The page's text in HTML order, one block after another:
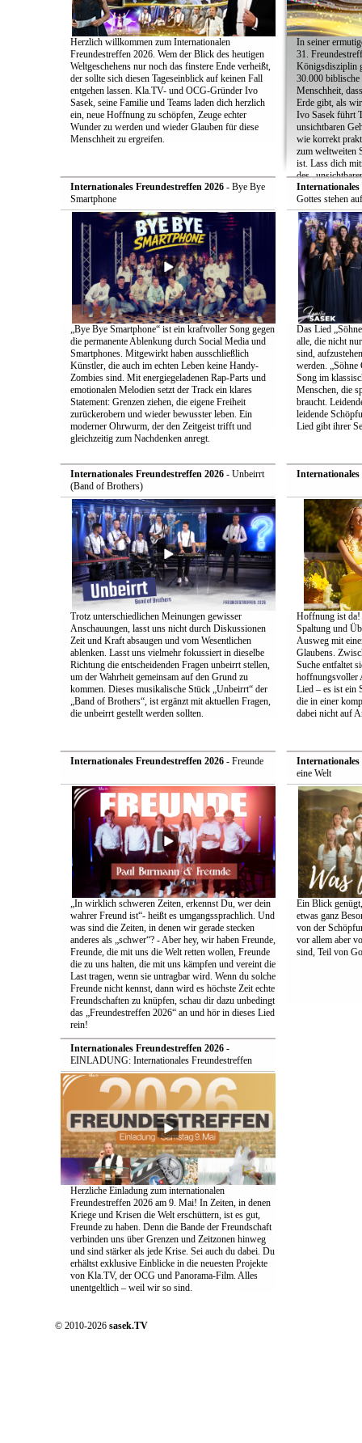
Herzlich willkommen zum Internationalen
Freundestreffen 2026. Wem der Blick des heutigen
Weltgeschehens nur noch das finstere Ende verheißt,
der sollte sich diesen Tageseinblick auf keinen Fall
entgehen lassen. Kla.TV- und OCG-Gründer Ivo
Sasek, seine Familie und Teams laden dich herzlich
ein, neue Hoffnung zu schöpfen, Zeuge echter
Wunder zu werden und wieder Glauben für diese
Menschheit zu ergreifen.
In seiner
31.
Königsdisziplin
30.000 biblische
Menschheit,
Erde gibt, als
Ivo Sasek führt
unsichtbaren
wie korrekt
zum weltweiten
ist. Lass dich
des
Internationales Freundestreffen 2026- Bye Bye
Smartphone
„Bye Bye Smartphone“ ist ein kraftvoller Song gegen
die permanente Ablenkung durch Social Media und
Smartphones. Mitgewirkt haben ausschließlich
Künstler, die auch im echten Leben keine Handy-
Zombies sind. Mit energiegeladenen Rap-Parts und
emotionalen Melodien setzt der Track ein klares
Statement: Grenzen ziehen, die eigene Freiheit
zurückerobern und wieder bewusster leben. Ein
moderner Ohrwurm, der den Zeitgeist trifft und
gleichzeitig zum Nachdenken anregt.
Internationales
Gottes stehen
Das Lied
alle, die nicht
sind,
werden. „Söhne
Song im
Menschen, die
braucht.
leidende
Lied gibt ihrer
Internationales Freundestreffen 2026- Unbeirrt
(Band of Brothers)
Trotz unterschiedlichen Meinungen gewisser
Anschauungen, lasst uns nicht durch Diskussionen
Zeit und Kraft absaugen und vom Wesentlichen
ablenken. Lasst uns vielmehr fokussiert in dieselbe
Richtung die entscheidenden Fragen unbeirrt stellen,
um der Wahrheit gemeinsam auf den Grund zu
kommen. Dieses musikalische Stück „Unbeirrt“ der
„Band of Brothers“, ist ergänzt mit aktuellen Fragen,
die unbeirrt gestellt werden sollten.
Internationales
Hoffnung ist da!
Spaltung und
Ausweg mit
Glaubens.
Suche entfaltet
hoffnungsvoller
Lied – es ist ein
die in einer
dabei nicht auf
Internationales Freundestreffen 2026- Freunde
„In wirklich schweren Zeiten, erkennst Du, wer dein
wahrer Freund ist“- heißt es umgangssprachlich. Und
was sind die Zeiten, in denen wir gerade stecken
anderes als „schwer“? - Aber hey, wir haben Freunde,
Freunde, die mit uns die Welt retten wollen, Freunde
die zu uns halten, die mit uns kämpfen und vereint die
Last tragen, wenn sie untragbar wird. Wenn du solche
Freunde nicht kennst, dann wird es höchste Zeit echte
Freundschaften zu knüpfen, schau dir dazu unbedingt
das „Freundestreffen 2026“ an und hör in dieses Lied
rein!
Internationales
eine Welt
Ein Blick
etwas ganz
von der
vor allem aber
sind, Teil von
Internationales Freundestreffen 2026-
EINLADUNG: Internationales Freundestreffen
Herzliche Einladung zum internationalen
Freundestreffen 2026 am 9. Mai! In Zeiten, in denen
Kriege und Krisen die Welt erschüttern, ist es gut,
Freunde zu haben. Denn die Bande der Freundschaft
verbinden uns über Grenzen und Zeitzonen hinweg
und sind stärker als jede Krise. Sei auch du dabei. Du
erhältst exklusive Einblicke in die neuesten Projekte
von Kla.TV, der OCG und Panorama-Film. Alles
unentgeltlich – weil wir so sind.
© 2010-2026 sasek.TV